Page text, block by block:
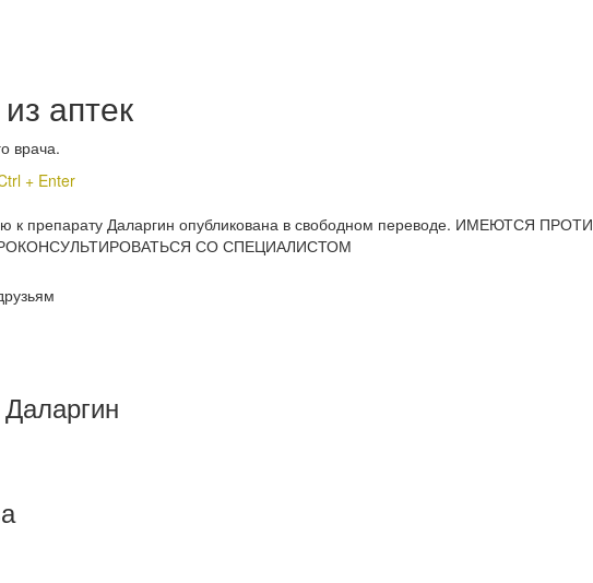
аптек
врача.
+ Enter
к препарату Даларгин опубликована в свободном переводе. ИМЕЮТСЯ
СО СПЕЦИАЛИСТОМ